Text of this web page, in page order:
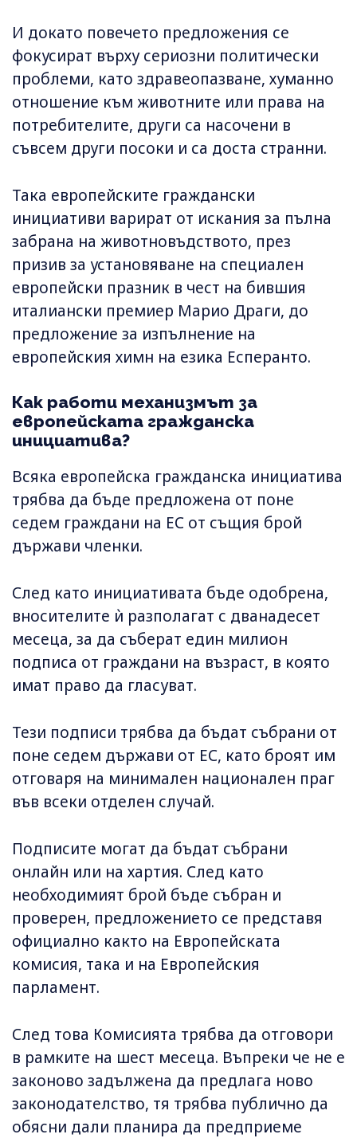
И докато повечето предложения се
фокусират върху сериозни политически
проблеми, като здравеопазване, хуманно
отношение към животните или права на
потребителите, други са насочени в
съвсем други посоки и са доста странни.
Така европейските граждански
инициативи варират от искания за пълна
забрана на животновъдството, през
призив за установяване на специален
европейски празник в чест на бившия
италиански премиер Марио Драги, до
предложение за изпълнение на
европейския химн на езика Eсперанто.
Как работи механизмът за
европейската гражданска
инициатива?
Всяка европейска гражданска инициатива
трябва да бъде предложена от поне
седем граждани на ЕС от същия брой
държави членки.
След като инициативата бъде одобрена,
вносителите ѝ разполагат с дванадесет
месеца, за да съберат един милион
подписа от граждани на възраст, в която
имат право да гласуват.
Тези подписи трябва да бъдат събрани от
поне седем държави от ЕС, като броят им
отговаря на минимален национален праг
във всеки отделен случай.
Подписите могат да бъдат събрани
онлайн или на хартия. След като
необходимият брой бъде събран и
проверен, предложението се представя
официално както на Европейската
комисия, така и на Европейския
парламент.
След това Комисията трябва да отговори
в рамките на шест месеца. Въпреки че не е
законово задължена да предлага ново
законодателство, тя трябва публично да
обясни дали планира да предприеме